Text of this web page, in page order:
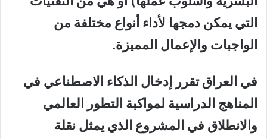
التي يمكن دمجها لأداء أنواع مختلفة من
الواجبات والإعمال المميزة.
في العراق تقرر إدخال الذكاء الاصطناعي في
المناهج الدراسية لمواكبة التطور العالمي
والانطلاق في المشروع الذي يمثل نقلة